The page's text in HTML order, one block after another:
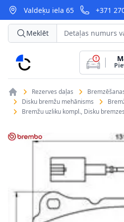
Valdeķu iela 65 +371
CarParts
Meklēt
Rezerves daļas
Disku bremžu mehānisms
Bremžu uzliku kompl., Disku